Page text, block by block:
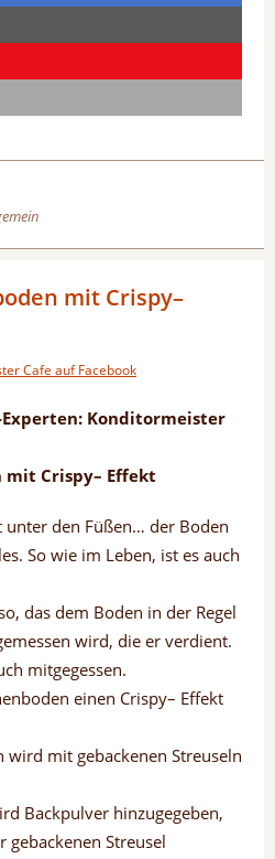
mit Crispy–
Cafe auf Facebook
Experten: Konditormeister
mit Crispy– Effekt
den Füßen… der Boden
So wie im Leben, ist es auch
das dem Boden in der Regel
wird, die er verdient.
mitgegessen.
einen Crispy– Effekt
wird mit gebackenen Streuseln
Backpulver hinzugegeben,
gebackenen Streusel